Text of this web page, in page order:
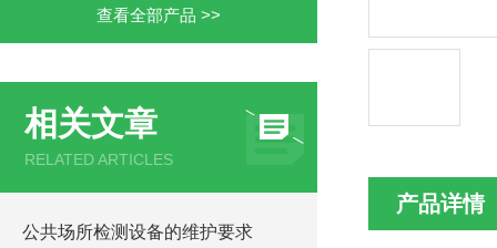
查看全部产品 >>
相关文章
RELATED ARTICLES
公共场所检测设备的维护要求
产品详情